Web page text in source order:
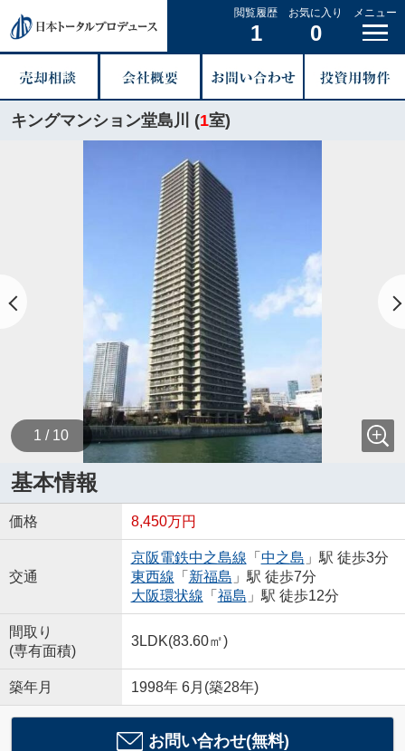
閲覧履歴
1
お気に入り
0
メニュー
キングマンション堂島川 (1室)
1 / 10
基本情報
価格 8,450万円
交通
京阪電鉄中之島線 「 中之島 」駅 徒歩3分
東西線 「 新福島 」駅 徒歩7分
大阪環状線 「 福島 」駅 徒歩12分
間取り
(専有面積)
3LDK(83.60㎡)
築年月 1998年 6月(築28年)
お問い合わせ(無料)